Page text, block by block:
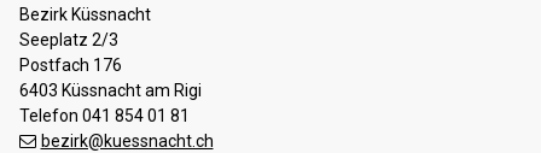
Bezirk Küssnacht
Seeplatz 2/3
Postfach 176
6403 Küssnacht am Rigi
Telefon 041 854 01 81
bezirk@kuessnacht.ch